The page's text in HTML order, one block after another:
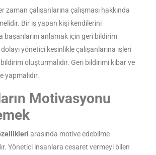
zaman çalışanlarına çalışması hakkında
Bir iş yapan kişi kendilerini
başarılarını anlamak için geri bildirim
yönetici kesinlikle çalışanlarına işleri
oluşturmalıdır. Geri bildirimi kibar ve
yapmalıdır.
Motivasyonu
arasında motive edebilme
Yönetici insanlara cesaret vermeyi bilen